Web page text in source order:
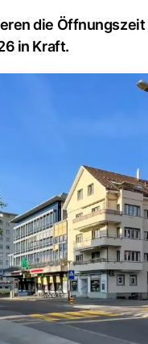
die
in Kraft.